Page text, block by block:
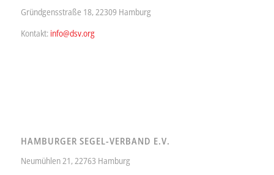
Gründgensstraße 18, 22309 Hamburg
Kontakt: info@dsv.org
HAMBURGER SEGEL-VERBAND E.V.
Neumühlen 21, 22763 Hamburg